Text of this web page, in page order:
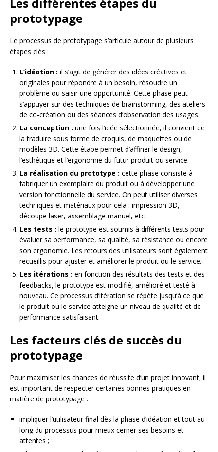
Les différentes étapes du
prototypage
Le processus de prototypage s’articule autour de plusieurs
étapes clés :
L’idéation : il s’agit de générer des idées créatives et
originales pour répondre à un besoin, résoudre un
problème ou saisir une opportunité. Cette phase peut
s’appuyer sur des techniques de brainstorming, des ateliers
de co-création ou des séances d’observation des usages.
La conception : une fois l’idée sélectionnée, il convient de
la traduire sous forme de croquis, de maquettes ou de
modèles 3D. Cette étape permet d’affiner le design,
l’esthétique et l’ergonomie du futur produit ou service.
La réalisation du prototype : cette phase consiste à
fabriquer un exemplaire du produit ou à développer une
version fonctionnelle du service. On peut utiliser diverses
techniques et matériaux pour cela : impression 3D,
découpe laser, assemblage manuel, etc.
Les tests : le prototype est soumis à différents tests pour
évaluer sa performance, sa qualité, sa résistance ou encore
son ergonomie. Les retours des utilisateurs sont également
recueillis pour ajuster et améliorer le produit ou le service.
Les itérations : en fonction des résultats des tests et des
feedbacks, le prototype est modifié, amélioré et testé à
nouveau. Ce processus d’itération se répète jusqu’à ce que
le produit ou le service atteigne un niveau de qualité et de
performance satisfaisant.
Les facteurs clés de succès du
prototypage
Pour maximiser les chances de réussite d’un projet innovant, il
est important de respecter certaines bonnes pratiques en
matière de prototypage :
impliquer l’utilisateur final dès la phase d’idéation et tout au
long du processus pour mieux cerner ses besoins et
attentes ;